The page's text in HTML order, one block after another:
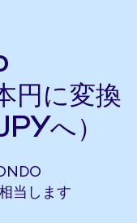
円に変換
へ）
当します